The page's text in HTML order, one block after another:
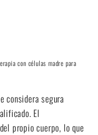
con células madre para
considera segura
El
propio cuerpo, lo que